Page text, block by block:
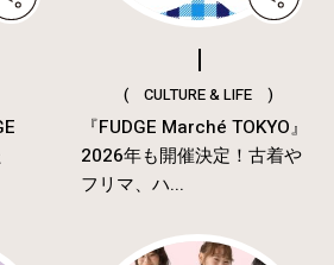
( CULTURE & LIFE )
『FUDGE Marché TOKYO』
2026年も開催決定！古着や
フリマ、ハ...